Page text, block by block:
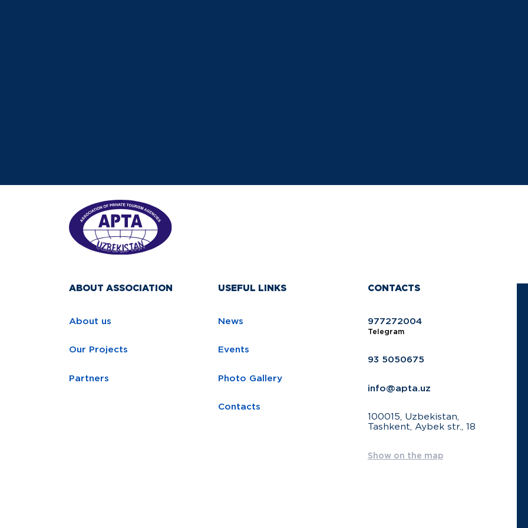
ABOUT ASSOCIATION
About us
Our Projects
Partners
USEFUL LINKS
News
Events
Photo Gallery
Contacts
CONTACTS
977272004
Telegram
93 5050675
info@apta.uz
100015, Uzbekistan,
Tashkent, Aybek str., 18
Show on the map